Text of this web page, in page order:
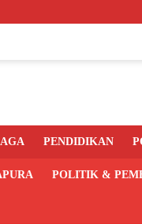
PENDIDIKAN
POLITIK &